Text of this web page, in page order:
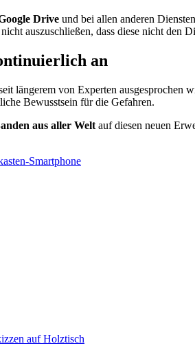
Drive und bei allen anderen
auszuschließen, dass diese nicht den
an
längerem von Experten ausgesprochen
Bewusstsein für die Gefahren.
aus aller Welt auf diesen neuen
Smartphone